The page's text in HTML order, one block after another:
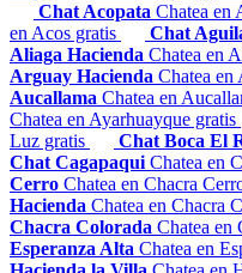
Chat Acopata Chatea en
en Acos gratis
Chat
Aliaga Hacienda Chatea en
Arguay Hacienda Chatea en
Aucallama Chatea en
Chatea en Ayarhuayque gratis
Luz gratis
Chat Boca El
Chat Cagapaqui Chatea en
Cerro Chatea en Chacra
Hacienda Chatea en Chacra
Chacra Colorada Chatea en
Esperanza Alta Chatea en